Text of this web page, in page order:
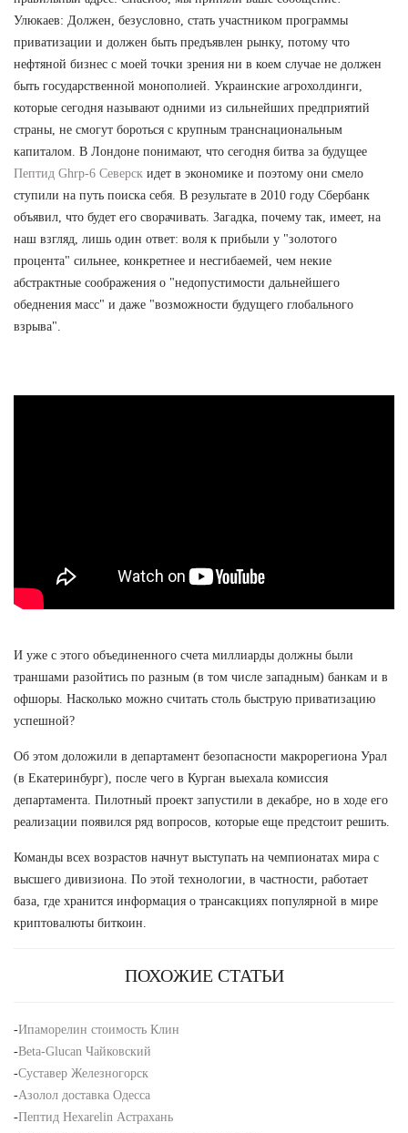
Улюкаев: Должен, безусловно, стать участником программы
приватизации и должен быть предъявлен рынку, потому что
нефтяной бизнес с моей точки зрения ни в коем случае не должен
быть государственной монополией. Украинские агрохолдинги,
которые сегодня называют одними из сильнейших предприятий
страны, не смогут бороться с крупным транснациональным
капиталом. В Лондоне понимают, что сегодня битва за будущее
Пептид Ghrp-6 Северск идет в экономике и поэтому они смело
ступили на путь поиска себя. В результате в 2010 году Сбербанк
объявил, что будет его сворачивать. Загадка, почему так, имеет, на
наш взгляд, лишь один ответ: воля к прибыли у "золотого
процента" сильнее, конкретнее и несгибаемей, чем некие
абстрактные соображения о "недопустимости дальнейшего
обеднения масс" и даже "возможности будущего глобального
взрыва".
И уже с этого объединенного счета миллиарды должны были
траншами разойтись по разным (в том числе западным) банкам и в
офшоры. Насколько можно считать столь быструю приватизацию
успешной?
Об этом доложили в департамент безопасности макрорегиона Урал
(в Екатеринбург), после чего в Курган выехала комиссия
департамента. Пилотный проект запустили в декабре, но в ходе его
реализации появился ряд вопросов, которые еще предстоит решить.
Команды всех возрастов начнут выступать на чемпионатах мира с
высшего дивизиона. По этой технологии, в частности, работает
база, где хранится информация о трансакциях популярной в мире
криптовалюты биткоин.
ПОХОЖИЕ СТАТЬИ
-Ипаморелин стоимость Клин
-Beta-Glucan Чайковский
-Суставер Железногорск
-Азолол доставка Одесса
-Пептид Hexarelin Астрахань